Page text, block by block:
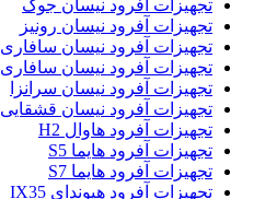
تجهیزات آفرود نیسان جوک
تجهیزات آفرود نیسان رونیز
تجهیزات آفرود نیسان سافاری y60
تجهیزات آفرود نیسان سافاری y61
تجهیزات آفرود نیسان سرانزا
تجهیزات آفرود نیسان قشقایی
تجهیزات آفرود هاوال H2
تجهیزات آفرود هایما S5
تجهیزات آفرود هایما S7
تجهیزات آفرود هیوندای IX35